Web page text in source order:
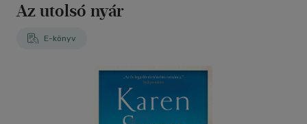
Az utolsó nyár
E-könyv